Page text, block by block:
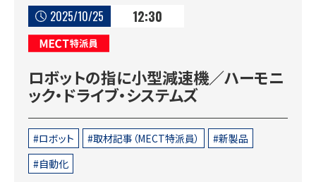
2025/10/25 12:30
MECT特派員
ロボットの指に小型減速機／ハーモニ
ック・ドライブ・システムズ
ロボット 取材記事（MECT特派員）
新製品
自動化